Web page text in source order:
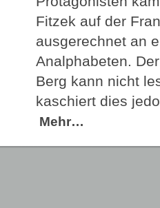
Fitzek auf der
ausgerechnet an
Analphabeten.
Berg kann nicht
kaschiert dies
Mehr…